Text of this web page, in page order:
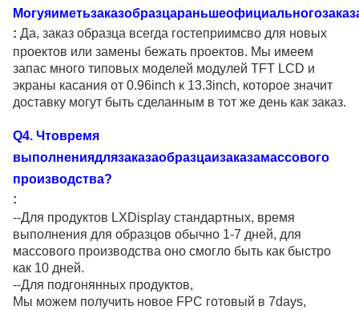
: Да, заказ образца всегда гостеприимсво для новых
проектов или замены бежать проектов. Мы имеем
запас много типовых моделей модулей TFT LCD и
экраны касания от 0.96inch к 13.3inch, которое значит
доставку могут быть сделанным в тот же день как заказ.
Q4. Чтовремя
выполнениядлязаказаобразцаизаказамассового
производства?
:
--Для продуктов LXDisplay стандартных, время
выполнения для образцов обычно 1-7 дней, для
массового производства оно смогло быть как быстро
как 10 дней.
--Для подгонянных продуктов,
Мы можем получить новое FPC готовый в 7days,